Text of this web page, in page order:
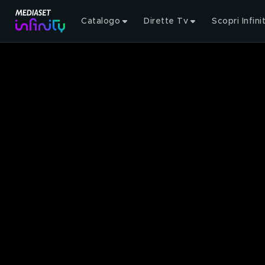
Catalogo Dirette Tv Scopri